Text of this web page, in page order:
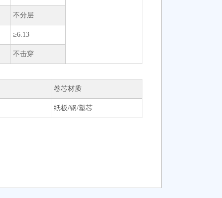
不分层
≥6.13
不击穿
卷芯材质
纸板/钢/塑芯